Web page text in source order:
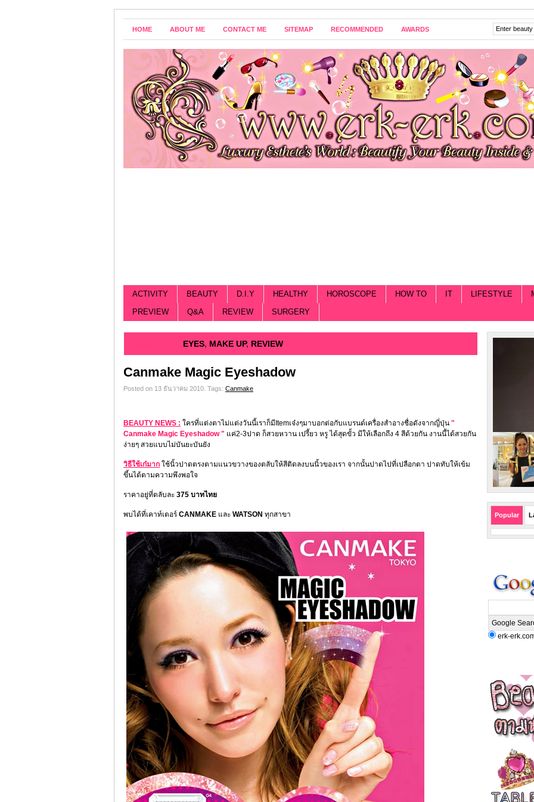
HOME ABOUT ME CONTACT ME SITEMAP RECOMMENDED AWARDS
ACTIVITY BEAUTY D.I.Y HEALTHY HOROSCOPE HOW TO IT LIFESTYLE
PREVIEW
Q&A REVIEW SURGERY
EYES, MAKE UP, REVIEW
Canmake Magic Eyeshadow
Posted on 13 ธันวาคม 2010. Tags: Canmake
BEAUTY NEWS : ใครที่แต่งตาไม่แต่งวันนี้เราก็มีItemเจ๋งๆมาบอกต่อกับแบรนด์เครื่องสำอางชื่อดังจากญี่ปุ่น "
Canmake Magic Eyeshadow " แค่2-3ปาด ก็สวยหวาน เปรี้ยว หรู ได้สุดขั้ว มีให้เลือกถึง 4 สีด้วยกัน งานนี้ได้สวยกัน
ง่ายๆ สวยแบบไม่บันยะบันยัง
วิธีใช้เก๋มาก ใช้นิ้วปาดตรงตามแนวขวางของตลับให้สีติดลงบนนิ้วของเรา จากนั้นปาดไปที่เปลือกตา ปาดทับให้เข้ม
ขึ้นได้ตามความพึงพอใจ
ราคาอยู่ที่ตลับละ 375 บาทไทย
พบได้ที่เคาท์เตอร์ CANMAKE และ WATSON ทุกสาขา Popular
erk-